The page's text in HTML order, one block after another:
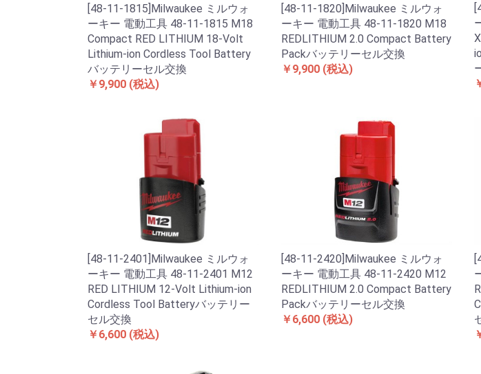
[48-11-1815]Milwaukee ミルウォ
ーキー 電動工具 48-11-1815 M18
Compact RED LITHIUM 18-Volt
Lithium-ion Cordless Tool Battery
バッテリーセル交換
￥9,900 (税込)
[48-11-1820]Milwaukee ミルウォ
ーキー 電動工具 48-11-1820 M18
REDLITHIUM 2.0 Compact Battery
Packバッテリーセル交換
￥9,900 (税込)
[48-11-2401]Milwaukee ミルウォ
ーキー 電動工具 48-11-2401 M12
RED LITHIUM 12-Volt Lithium-ion
Cordless Tool Batteryバッテリー
セル交換
￥6,600 (税込)
[48-11-2420]Milwaukee ミルウォ
ーキー 電動工具 48-11-2420 M12
REDLITHIUM 2.0 Compact Battery
Packバッテリーセル交換
￥6,600 (税込)